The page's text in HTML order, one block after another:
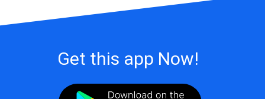
Get this app Now!